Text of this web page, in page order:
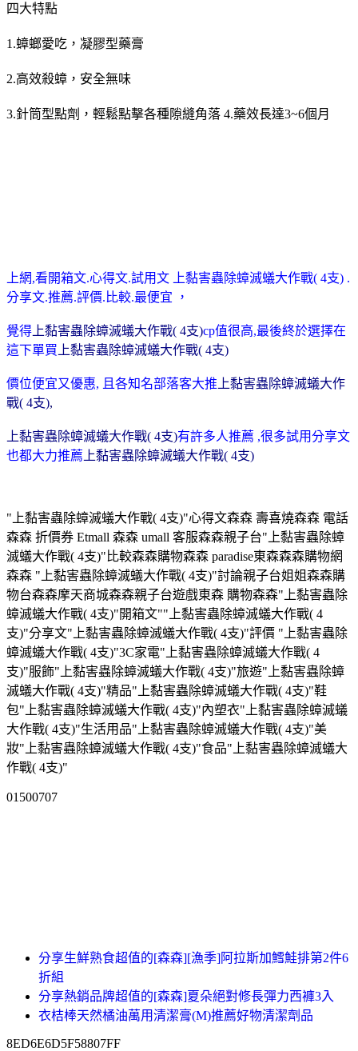
四大特點
1.蟑螂愛吃，凝膠型藥膏
2.高效殺蟑，安全無味
3.針筒型點劑，輕鬆點擊各種隙縫角落 4.藥效長達3~6個月
上網,看開箱文.心得文.試用文 上黏害蟲除蟑滅蟻大作戰( 4支) .
分享文.推薦.評價.比較.最便宜 ，
覺得 上黏害蟲除蟑滅蟻大作戰( 4支)cp值很高,最後終於選擇在
這下單買 上黏害蟲除蟑滅蟻大作戰( 4支)
價位便宜又優惠, 且各知名部落客大推 上黏害蟲除蟑滅蟻大作
戰( 4支),
上黏害蟲除蟑滅蟻大作戰( 4支)有許多人推薦 ,很多試用分享文
也都大力推薦 上黏害蟲除蟑滅蟻大作戰( 4支)
"上黏害蟲除蟑滅蟻大作戰( 4支)"心得文森森 壽喜燒森森 電話
森森 折價券 Etmall 森森 umall 客服森森親子台"上黏害蟲除蟑
滅蟻大作戰( 4支)"比較森森購物森森 paradise東森森森購物網
森森 "上黏害蟲除蟑滅蟻大作戰( 4支)"討論親子台姐姐森森購
物台森森摩天商城森森親子台遊戲東森 購物森森"上黏害蟲除
蟑滅蟻大作戰( 4支)"開箱文""上黏害蟲除蟑滅蟻大作戰( 4
支)"分享文"上黏害蟲除蟑滅蟻大作戰( 4支)"評價 "上黏害蟲除
蟑滅蟻大作戰( 4支)"3C家電"上黏害蟲除蟑滅蟻大作戰( 4
支)"服飾"上黏害蟲除蟑滅蟻大作戰( 4支)"旅遊"上黏害蟲除蟑
滅蟻大作戰( 4支)"精品"上黏害蟲除蟑滅蟻大作戰( 4支)"鞋
包"上黏害蟲除蟑滅蟻大作戰( 4支)"內塑衣"上黏害蟲除蟑滅蟻
大作戰( 4支)"生活用品"上黏害蟲除蟑滅蟻大作戰( 4支)"美
妝"上黏害蟲除蟑滅蟻大作戰( 4支)"食品"上黏害蟲除蟑滅蟻大
作戰( 4支)"
01500707
分享生鮮熟食超值的[森森][漁季]阿拉斯加鱈鮭排第2件6
折組
分享熱銷品牌超值的[森森]夏朵絕對修長彈力西褲3入
衣桔棒天然橘油萬用清潔膏(M)推薦好物清潔劑品
8ED6E6D5F58807FF